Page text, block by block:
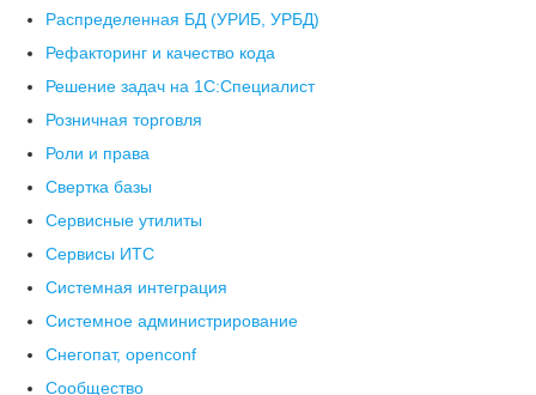
Распределенная БД (УРИБ, УРБД)
Рефакторинг и качество кода
Решение задач на 1С:Специалист
Розничная торговля
Роли и права
Свертка базы
Сервисные утилиты
Сервисы ИТС
Системная интеграция
Системное администрирование
Снегопат, openconf
Сообщество